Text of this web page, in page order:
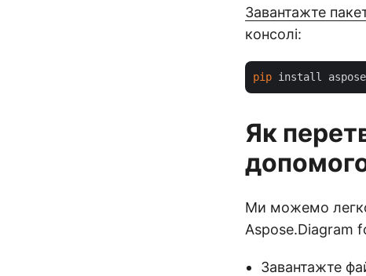
Завантажте
консолі:
pip
Як
Ми можемо
Aspose.Diagram
Завантажте